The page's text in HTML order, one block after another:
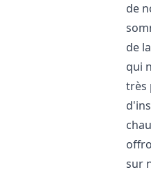
de
de
qui
très
sur